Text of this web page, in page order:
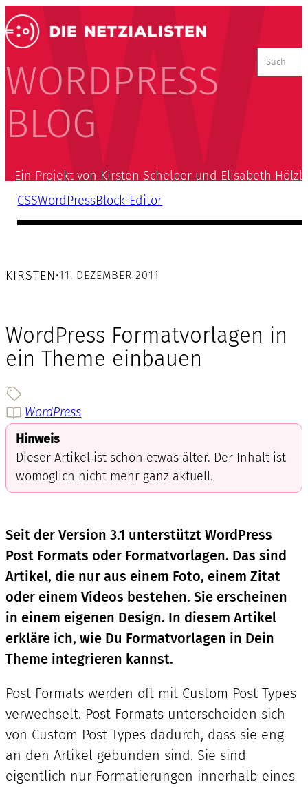
WORDPRESS
BLOG
nach:
Ein Projekt von Kirsten Schelper und Elisabeth Hölzl
CSSWordPressBlock-Editor
KIRSTEN•11. DEZEMBER 2011
WordPress Formatvorlagen in
ein Theme einbauen
WordPress
Hinweis
Dieser Artikel ist schon etwas älter. Der Inhalt ist
womöglich nicht mehr ganz aktuell.
Seit der Version 3.1 unterstützt WordPress
Post Formats oder Formatvorlagen. Das sind
Artikel, die nur aus einem Foto, einem Zitat
oder einem Videos bestehen. Sie erscheinen
in einem eigenen Design. In diesem Artikel
erkläre ich, wie Du Formatvorlagen in Dein
Theme integrieren kannst.
Post Formats werden oft mit Custom Post Types
verwechselt. Post Formats unterscheiden sich
von Custom Post Types dadurch, dass sie eng
an den Artikel gebunden sind. Sie sind
eigentlich nur Formatierungen innerhalb eines